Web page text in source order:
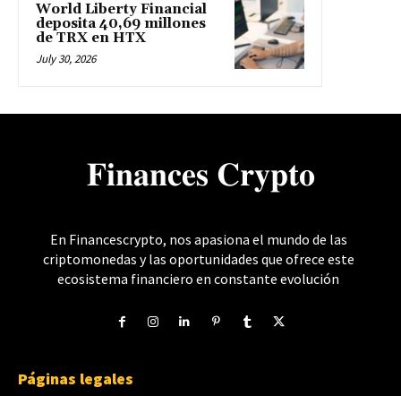
World Liberty Financial
deposita 40,69 millones
de TRX en HTX
July 30, 2026
𝐅𝐢𝐧𝐚𝐧𝐜𝐞𝐬 𝐂𝐫𝐲𝐩𝐭𝐨
En Financescrypto, nos apasiona el mundo de las
criptomonedas y las oportunidades que ofrece este
ecosistema financiero en constante evolución
Páginas legales